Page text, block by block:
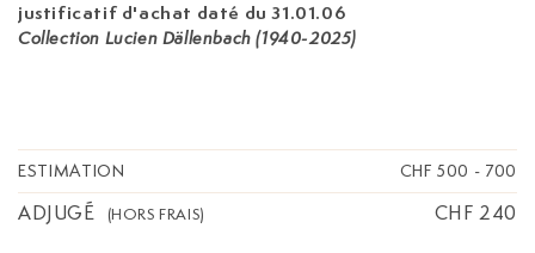
justificatif d'achat daté du 31.01.06
Collection Lucien Dällenbach (1940-2025)
ESTIMATION CHF 500 - 700
ADJUGÉ (HORS FRAIS) CHF 240